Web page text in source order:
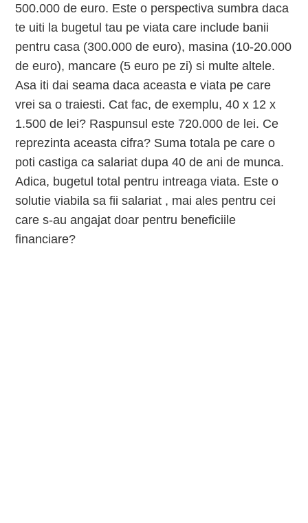
500.000 de euro. Este o perspectiva sumbra daca
te uiti la bugetul tau pe viata care include banii
pentru casa (300.000 de euro), masina (10-20.000
de euro), mancare (5 euro pe zi) si multe altele.
Asa iti dai seama daca aceasta e viata pe care
vrei sa o traiesti. Cat fac, de exemplu, 40 x 12 x
1.500 de lei? Raspunsul este 720.000 de lei. Ce
reprezinta aceasta cifra? Suma totala pe care o
poti castiga ca salariat dupa 40 de ani de munca.
Adica, bugetul total pentru intreaga viata. Este o
solutie viabila sa fii salariat , mai ales pentru cei
care s-au angajat doar pentru beneficiile
financiare?